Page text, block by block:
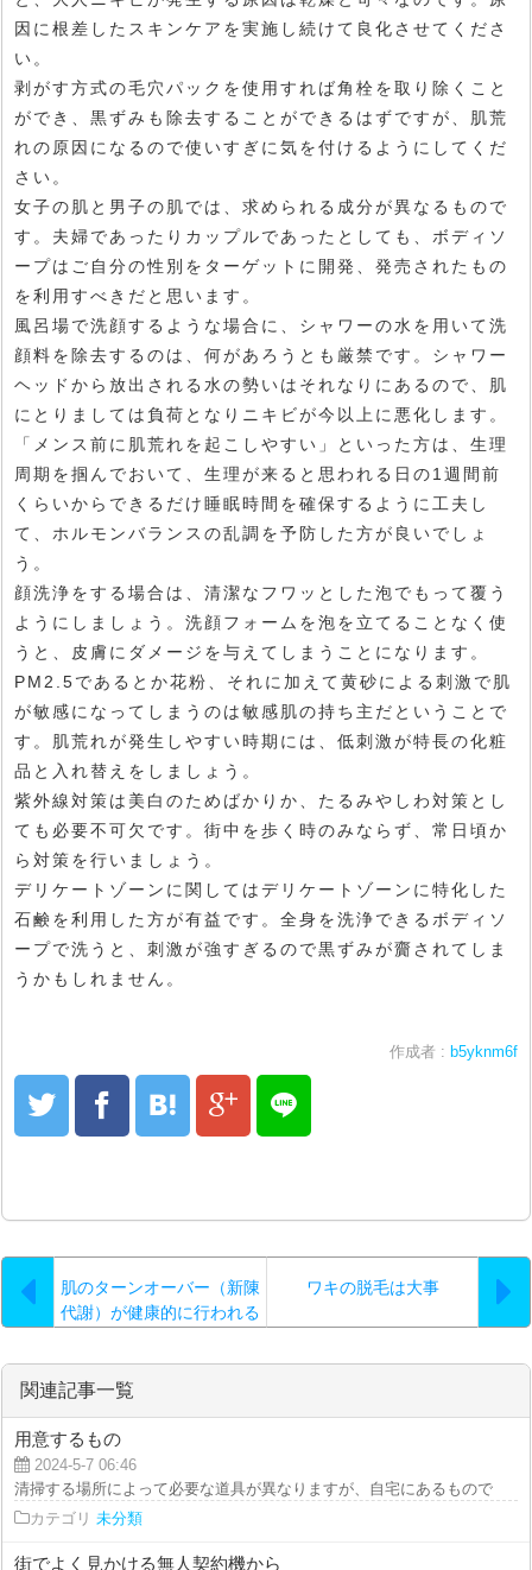
因に根差したスキンケアを実施し続けて良化させてくださ
い。
剥がす方式の毛穴パックを使用すれば角栓を取り除くこと
ができ、黒ずみも除去することができるはずですが、肌荒
れの原因になるので使いすぎに気を付けるようにしてくだ
さい。
女子の肌と男子の肌では、求められる成分が異なるもので
す。夫婦であったりカップルであったとしても、ボディソ
ープはご自分の性別をターゲットに開発、発売されたもの
を利用すべきだと思います。
風呂場で洗顔するような場合に、シャワーの水を用いて洗
顔料を除去するのは、何があろうとも厳禁です。シャワー
ヘッドから放出される水の勢いはそれなりにあるので、肌
にとりましては負荷となりニキビが今以上に悪化します。
「メンス前に肌荒れを起こしやすい」といった方は、生理
周期を掴んでおいて、生理が来ると思われる日の1週間前
くらいからできるだけ睡眠時間を確保するように工夫し
て、ホルモンバランスの乱調を予防した方が良いでしょ
う。
顔洗浄をする場合は、清潔なフワッとした泡でもって覆う
ようにしましょう。洗顔フォームを泡を立てることなく使
うと、皮膚にダメージを与えてしまうことになります。
PM2.5であるとか花粉、それに加えて黄砂による刺激で肌
が敏感になってしまうのは敏感肌の持ち主だということで
す。肌荒れが発生しやすい時期には、低刺激が特長の化粧
品と入れ替えをしましょう。
紫外線対策は美白のためばかりか、たるみやしわ対策とし
ても必要不可欠です。街中を歩く時のみならず、常日頃か
ら対策を行いましょう。
デリケートゾーンに関してはデリケートゾーンに特化した
石鹸を利用した方が有益です。全身を洗浄できるボディソ
ープで洗うと、刺激が強すぎるので黒ずみが齎されてしま
うかもしれません。
作成者 : b5yknm6f
肌のターンオーバー（新陳
代謝）が健康的に行われる
ワキの脱毛は大事
関連記事一覧
用意するもの
2024-5-7 06:46
清掃する場所によって必要な道具が異なりますが、自宅にあるもので車内
カテゴリ 未分類
街でよく見かける無人契約機から